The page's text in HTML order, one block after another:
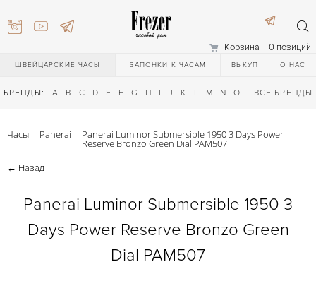
Корзина 0 позиций
ШВЕЙЦАРСКИЕ ЧАСЫ ЗАПОНКИ К ЧАСАМ ВЫКУП О НАС
БРЕНДЫ: A B C D E F G H I J K L M N O Q R S T
ВСЕ БРЕНДЫ
Часы Panerai Panerai Luminor Submersible 1950 3 Days Power
Reserve Bronzo Green Dial PAM507
← Назад
Panerai Luminor Submersible 1950 3
Days Power Reserve Bronzo Green
Dial PAM507